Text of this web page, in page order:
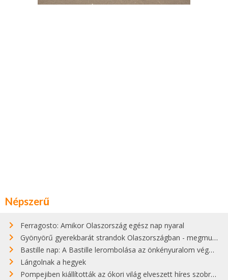
Népszerű
Ferragosto: Amikor Olaszország egész nap nyaral
Gyönyörű gyerekbarát strandok Olaszországban - megmutatjuk a 15 legjobbat
Bastille nap: A Bastille lerombolása az önkényuralom végét jelentette
Lángolnak a hegyek
Pompejiben kiállították az ókori világ elveszett híres szobrának másolatát